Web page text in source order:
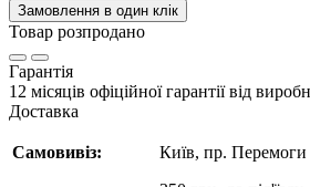
Замовлення в один клік
Товар розпродано
Гарантія
12 місяців офіційної гарантії від
Доставка
Самовивіз: Київ, пр. Перемоги